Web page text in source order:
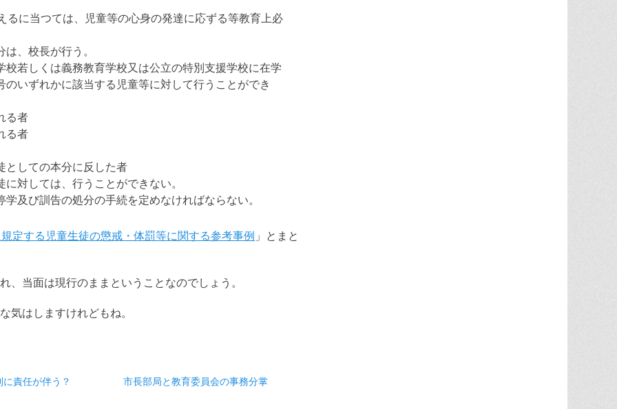
に当つては、児童等の心身の発達に応ずる等教育上必
、校長が行う。
若しくは義務教育学校又は公立の特別支援学校に在学
いずれかに該当する児童等に対して行うことができ
る者
る者
しての本分に反した者
対しては、行うことができない。
及び訓告の処分の手続を定めなければならない。
定する児童生徒の懲戒・体罰等に関する参考事例 」とまと
当面は現行のままということなのでしょう。
はしますけれどもね。
責任が伴う？ 市長部局と教育委員会の事務分掌